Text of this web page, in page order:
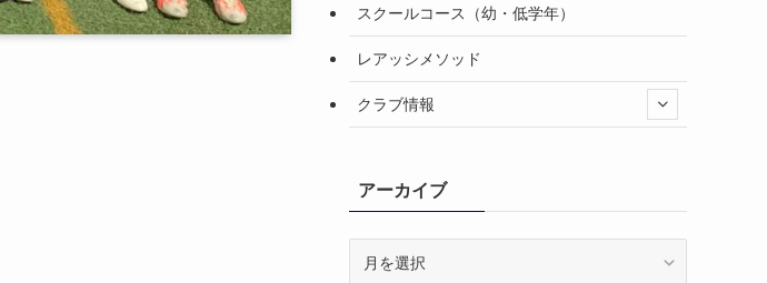
スクールコース（幼・低学年）
レアッシメソッド
クラブ情報
アーカイブ